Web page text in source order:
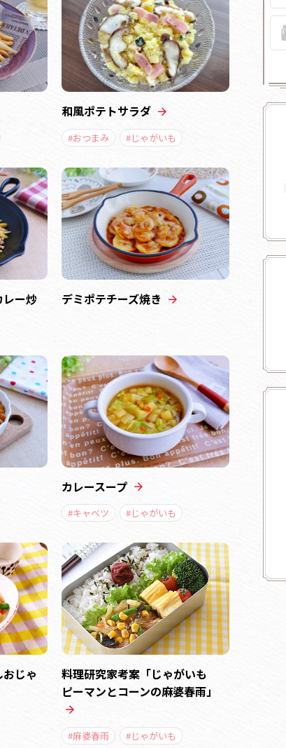
和風ポテトサラダ
#おつまみ #じゃがいも
レー炒
デミポテチーズ焼き
カレースープ
#キャベツ #じゃがいも
じゃ
料理研究家考案「じゃがいも
ピーマンとコーンの麻婆春雨」
#麻婆春雨 #じゃがいも